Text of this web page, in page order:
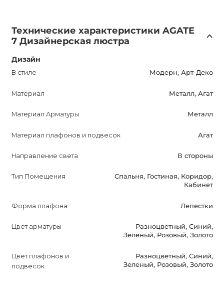
камней разных цветов. Если у вас есть вопросы или вам
требуется дополнительная информация, наши
менеджеры всегда готовы помочь вам. AGATE 7 также
может быть использована совместно с БРА этой же
освещения в вашем интерьере.
Не упустите возможность приобрести эту уникальную
дизайнерскую люстру AGATE 7 и создать неповторимую
Технические характеристики AGATE
7 Дизайнерская люстра
Дизайн
В стиле Модерн, Арт-Деко
Материал Металл, Агат
Материал Арматуры Металл
Материал плафонов и подвесок Агат
Направление света В стороны
Тип Помещения
Спальня, Гостиная, Коридор,
Кабинет
Форма плафона Лепестки
Цвет арматуры
Разноцветный, Синий,
Зеленый, Розовый, Золото
Цвет плафонов и
подвесок
Разноцветный, Синий,
Зеленый, Розовый, Золото